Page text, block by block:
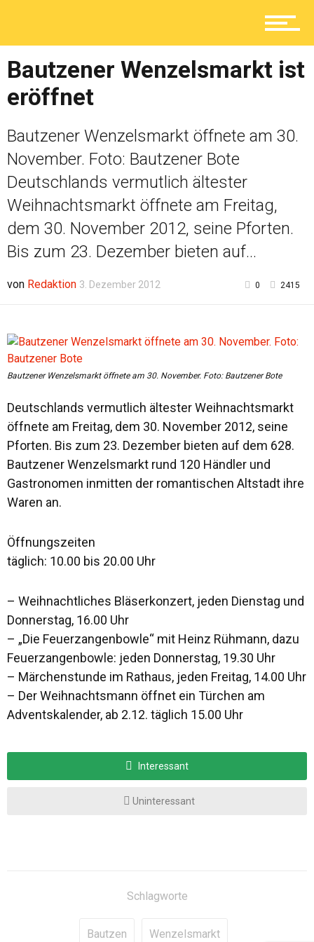
Ratgeber
Service
Kolumne
Shop
Bautzener Wenzelsmarkt ist
eröffnet
Bautzener Wenzelsmarkt öffnete am 30.
November. Foto: Bautzener Bote
Deutschlands vermutlich ältester
Weihnachtsmarkt öffnete am Freitag,
dem 30. November 2012, seine Pforten.
Bis zum 23. Dezember bieten auf...
von Redaktion 3. Dezember 2012 0 2415
Bautzener Wenzelsmarkt öffnete am 30. November. Foto: Bautzener Bote
Deutschlands vermutlich ältester Weihnachtsmarkt
öffnete am Freitag, dem 30. November 2012, seine
Pforten. Bis zum 23. Dezember bieten auf dem 628.
Bautzener Wenzelsmarkt rund 120 Händler und
Gastronomen inmitten der romantischen Altstadt ihre
Waren an.
Öffnungszeiten
täglich: 10.00 bis 20.00 Uhr
– Weihnachtliches Bläserkonzert, jeden Dienstag und
Donnerstag, 16.00 Uhr
– „Die Feuerzangenbowle“ mit Heinz Rühmann, dazu
Feuerzangenbowle: jeden Donnerstag, 19.30 Uhr
– Märchenstunde im Rathaus, jeden Freitag, 14.00 Uhr
– Der Weihnachtsmann öffnet ein Türchen am
Adventskalender, ab 2.12. täglich 15.00 Uhr
Interessant
Uninteressant
Schlagworte
Bautzen Wenzelsmarkt